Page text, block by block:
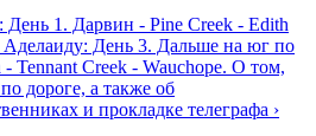
День 1. Дарвин - Pine Creek - Edith
День 3. Дальше на юг по
Tennant Creek - Wauchope. О том,
дороге, а также об
и прокладке телеграфа ›